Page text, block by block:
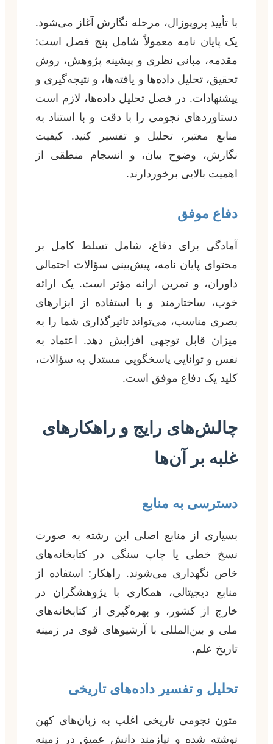
با تأیید پروپوزال، مرحله نگارش آغاز می‌شود.
یک پایان نامه معمولاً شامل پنج فصل است:
مقدمه، مبانی نظری و پیشینه پژوهش، روش
تحقیق، تحلیل داده‌ها و یافته‌ها، و نتیجه‌گیری و
پیشنهادات. در فصل تحلیل داده‌ها، لازم است
دستاوردهای نجومی را با دقت و با استناد به
منابع معتبر، تحلیل و تفسیر کنید. کیفیت
نگارش، وضوح بیان، و انسجام منطقی از
اهمیت بالایی برخوردارند.
دفاع موفق
آمادگی برای دفاع، شامل تسلط کامل بر
محتوای پایان نامه، پیش‌بینی سؤالات احتمالی
داوران، و تمرین ارائه مؤثر است. یک ارائه
خوب، ساختارمند و با استفاده از ابزارهای
بصری مناسب، می‌تواند تاثیرگذاری شما را به
میزان قابل توجهی افزایش دهد. اعتماد به
نفس و توانایی پاسخگویی مستدل به سؤالات،
کلید یک دفاع موفق است.
چالش‌های رایج و راهکارهای
غلبه بر آن‌ها
دسترسی به منابع
بسیاری از منابع اصلی این رشته به صورت
نسخ خطی یا چاپ سنگی در کتابخانه‌های
خاص نگهداری می‌شوند. راهکار: استفاده از
منابع دیجیتالی، همکاری با پژوهشگران در
خارج از کشور، و بهره‌گیری از کتابخانه‌های
ملی و بین‌المللی با آرشیوهای قوی در زمینه
تاریخ علم.
تحلیل و تفسیر داده‌های تاریخی
متون نجومی تاریخی اغلب به زبان‌های کهن
نوشته شده و نیازمند دانش عمیق در زمینه